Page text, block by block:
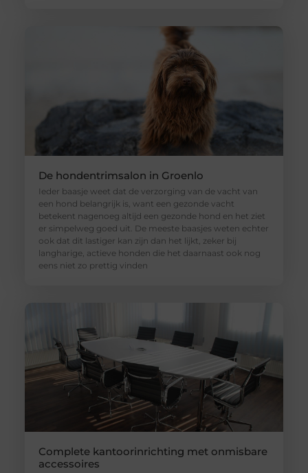
De hondentrimsalon in Groenlo
Ieder baasje weet dat de verzorging van de vacht van
een hond belangrijk is, want een gezonde vacht
betekent nagenoeg altijd een gezonde hond en het ziet
er simpelweg goed uit. De meeste baasjes weten echter
ook dat dit lastiger kan zijn dan het lijkt, zeker bij
langharige, actieve honden die het daarnaast ook nog
eens niet zo prettig vinden
Complete kantoorinrichting met onmisbare
accessoires